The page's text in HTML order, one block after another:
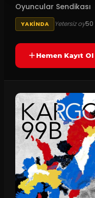
Oyuncular Sendikası
YAKINDA Yetersiz oy50
Hemen Kayıt Ol